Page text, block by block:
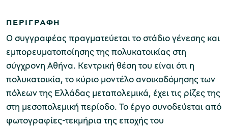
Μουσείο Περιβάλλοντος Στυμφαλίας
Μουσείο Μαστίχας Χίου
ΠΕΡΙΓΡΑΦΗ
Ο συγγραφέας πραγματεύεται το στάδιο γένεσης και
εμπορευματοποίησης της πολυκατοικίας στη
σύγχρονη Αθήνα. Κεντρική θέση του είναι ότι η
πολυκατοικία, το κύριο μοντέλο ανοικοδόμησης των
πόλεων της Ελλάδας μεταπολεμικά, έχει τις ρίζες της
στη μεσοπολεμική περίοδο. Το έργο συνοδεύεται από
φωτογραφίες-τεκμήρια της εποχής του